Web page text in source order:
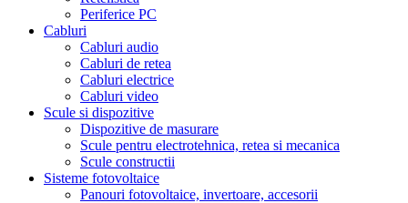
Periferice PC
Cabluri
Cabluri audio
Cabluri de retea
Cabluri electrice
Cabluri video
Scule si dispozitive
Dispozitive de masurare
Scule pentru electrotehnica, retea si mecanica
Scule constructii
Sisteme fotovoltaice
Panouri fotovoltaice, invertoare, accesorii